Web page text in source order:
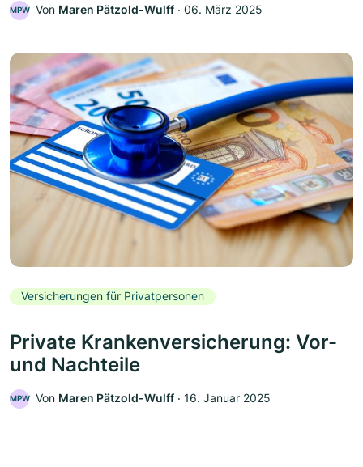
MPW Von Maren Pätzold-Wulff ‧ 06. März 2025
Versicherungen für Privatpersonen
Private Krankenversicherung: Vor-
und Nachteile
MPW Von Maren Pätzold-Wulff ‧ 16. Januar 2025